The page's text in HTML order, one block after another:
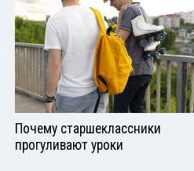
Почему старшеклассники
прогуливают уроки